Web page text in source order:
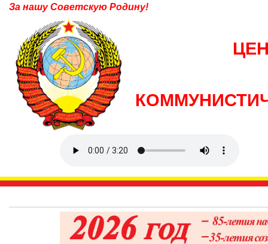
За нашу Советскую Родину!